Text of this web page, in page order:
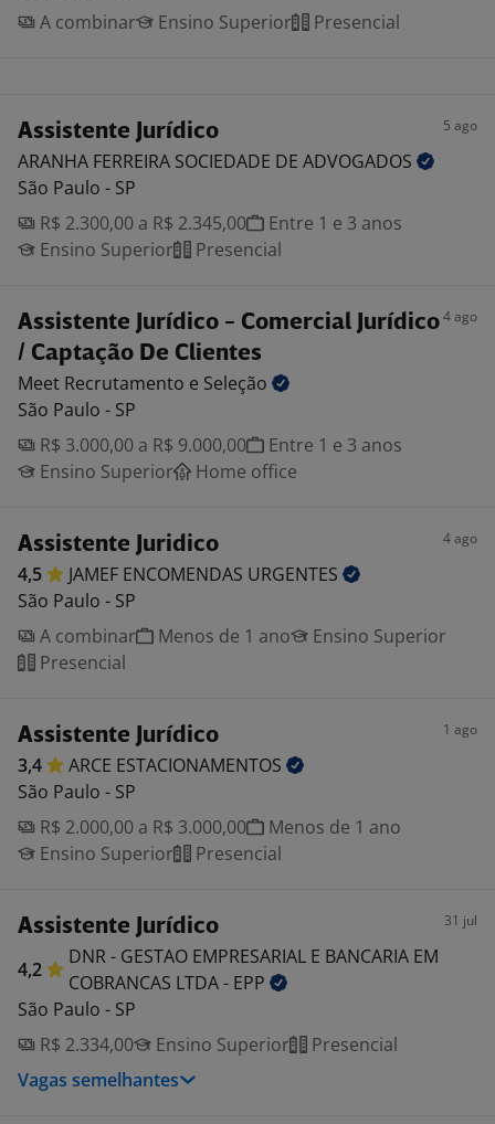
A combinar
Ensino Superior Presencial
Assistente Jurídico 5 ago
ARANHA FERREIRA SOCIEDADE DE ADVOGADOS
São Paulo - SP
R$ 2.300,00 a R$ 2.345,00
Entre 1 e 3 anos
Ensino Superior
Presencial
Assistente Jurídico - Comercial Jurídico
/ Captação De Clientes
4 ago
Meet Recrutamento e Seleção
São Paulo - SP
R$ 3.000,00 a R$ 9.000,00
Entre 1 e 3 anos
Ensino Superior
Home office
Assistente Juridico 4 ago
4,5 JAMEF ENCOMENDAS URGENTES
São Paulo - SP
A combinar
Menos de 1 ano
Ensino Superior
Presencial
Assistente Jurídico 1 ago
3,4 ARCE ESTACIONAMENTOS
São Paulo - SP
R$ 2.000,00 a R$ 3.000,00
Menos de 1 ano
Ensino Superior
Presencial
Assistente Jurídico 31 jul
4,2
DNR - GESTAO EMPRESARIAL E BANCARIA EM
COBRANCAS LTDA - EPP
São Paulo - SP
R$ 2.334,00
Ensino Superior
Presencial
Vagas semelhantes